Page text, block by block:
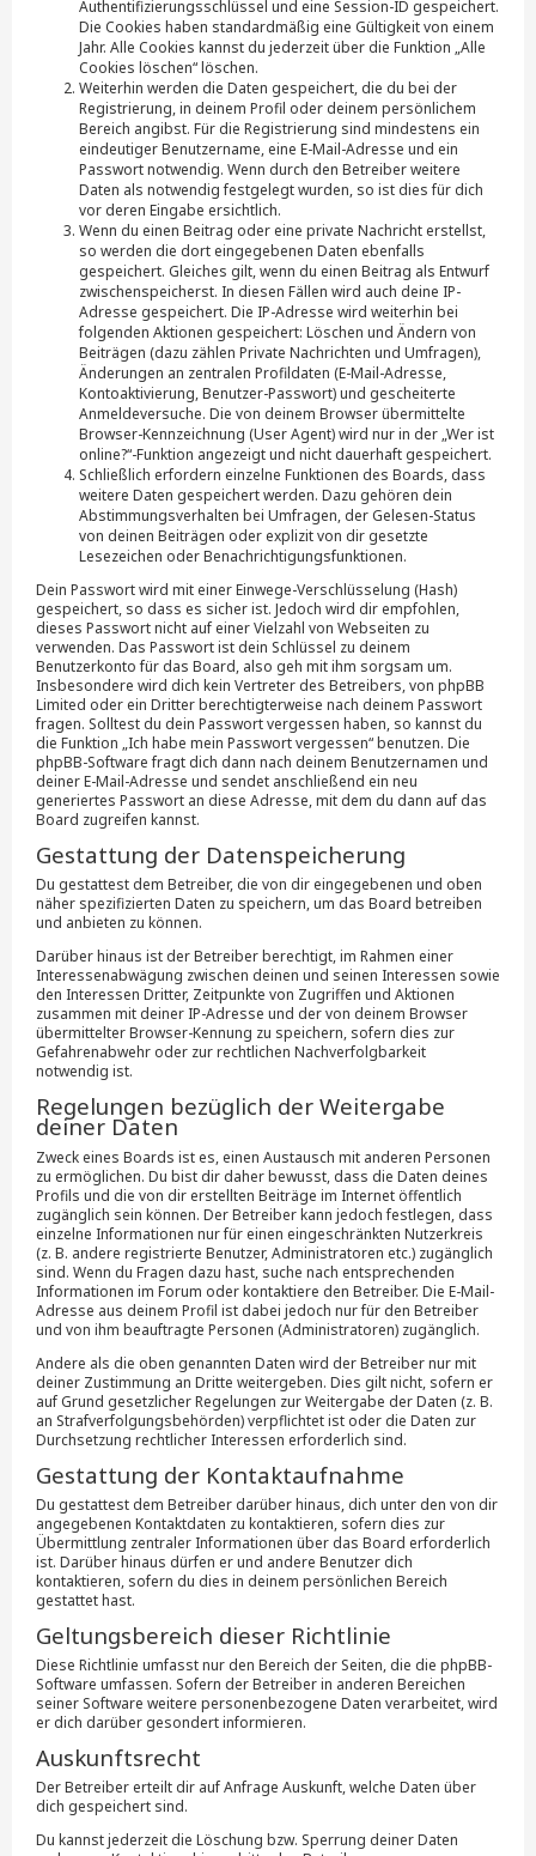
Authentifizierungsschlüssel und eine Session-ID gespeichert.
Die Cookies haben standardmäßig eine Gültigkeit von einem
Jahr. Alle Cookies kannst du jederzeit über die Funktion „Alle
Cookies löschen“ löschen.
Weiterhin werden die Daten gespeichert, die du bei der
Registrierung, in deinem Profil oder deinem persönlichem
Bereich angibst. Für die Registrierung sind mindestens ein
eindeutiger Benutzername, eine E-Mail-Adresse und ein
Passwort notwendig. Wenn durch den Betreiber weitere
Daten als notwendig festgelegt wurden, so ist dies für dich
vor deren Eingabe ersichtlich.
Wenn du einen Beitrag oder eine private Nachricht erstellst,
so werden die dort eingegebenen Daten ebenfalls
gespeichert. Gleiches gilt, wenn du einen Beitrag als Entwurf
zwischenspeicherst. In diesen Fällen wird auch deine IP-
Adresse gespeichert. Die IP-Adresse wird weiterhin bei
folgenden Aktionen gespeichert: Löschen und Ändern von
Beiträgen (dazu zählen Private Nachrichten und Umfragen),
Änderungen an zentralen Profildaten (E-Mail-Adresse,
Kontoaktivierung, Benutzer-Passwort) und gescheiterte
Anmeldeversuche. Die von deinem Browser übermittelte
Browser-Kennzeichnung (User Agent) wird nur in der „Wer ist
online?“-Funktion angezeigt und nicht dauerhaft gespeichert.
Schließlich erfordern einzelne Funktionen des Boards, dass
weitere Daten gespeichert werden. Dazu gehören dein
Abstimmungsverhalten bei Umfragen, der Gelesen-Status
von deinen Beiträgen oder explizit von dir gesetzte
Lesezeichen oder Benachrichtigungsfunktionen.
Dein Passwort wird mit einer Einwege-Verschlüsselung (Hash)
gespeichert, so dass es sicher ist. Jedoch wird dir empfohlen,
dieses Passwort nicht auf einer Vielzahl von Webseiten zu
verwenden. Das Passwort ist dein Schlüssel zu deinem
Benutzerkonto für das Board, also geh mit ihm sorgsam um.
Insbesondere wird dich kein Vertreter des Betreibers, von phpBB
Limited oder ein Dritter berechtigterweise nach deinem Passwort
fragen. Solltest du dein Passwort vergessen haben, so kannst du
die Funktion „Ich habe mein Passwort vergessen“ benutzen. Die
phpBB-Software fragt dich dann nach deinem Benutzernamen und
deiner E-Mail-Adresse und sendet anschließend ein neu
generiertes Passwort an diese Adresse, mit dem du dann auf das
Board zugreifen kannst.
Gestattung der Datenspeicherung
Du gestattest dem Betreiber, die von dir eingegebenen und oben
näher spezifizierten Daten zu speichern, um das Board betreiben
und anbieten zu können.
Darüber hinaus ist der Betreiber berechtigt, im Rahmen einer
Interessenabwägung zwischen deinen und seinen Interessen sowie
den Interessen Dritter, Zeitpunkte von Zugriffen und Aktionen
zusammen mit deiner IP-Adresse und der von deinem Browser
übermittelter Browser-Kennung zu speichern, sofern dies zur
Gefahrenabwehr oder zur rechtlichen Nachverfolgbarkeit
notwendig ist.
Regelungen bezüglich der Weitergabe
deiner Daten
Zweck eines Boards ist es, einen Austausch mit anderen Personen
zu ermöglichen. Du bist dir daher bewusst, dass die Daten deines
Profils und die von dir erstellten Beiträge im Internet öffentlich
zugänglich sein können. Der Betreiber kann jedoch festlegen, dass
einzelne Informationen nur für einen eingeschränkten Nutzerkreis
(z. B. andere registrierte Benutzer, Administratoren etc.) zugänglich
sind. Wenn du Fragen dazu hast, suche nach entsprechenden
Informationen im Forum oder kontaktiere den Betreiber. Die E-Mail-
Adresse aus deinem Profil ist dabei jedoch nur für den Betreiber
und von ihm beauftragte Personen (Administratoren) zugänglich.
Andere als die oben genannten Daten wird der Betreiber nur mit
deiner Zustimmung an Dritte weitergeben. Dies gilt nicht, sofern er
auf Grund gesetzlicher Regelungen zur Weitergabe der Daten (z. B.
an Strafverfolgungsbehörden) verpflichtet ist oder die Daten zur
Durchsetzung rechtlicher Interessen erforderlich sind.
Gestattung der Kontaktaufnahme
Du gestattest dem Betreiber darüber hinaus, dich unter den von dir
angegebenen Kontaktdaten zu kontaktieren, sofern dies zur
Übermittlung zentraler Informationen über das Board erforderlich
ist. Darüber hinaus dürfen er und andere Benutzer dich
kontaktieren, sofern du dies in deinem persönlichen Bereich
gestattet hast.
Geltungsbereich dieser Richtlinie
Diese Richtlinie umfasst nur den Bereich der Seiten, die die phpBB-
Software umfassen. Sofern der Betreiber in anderen Bereichen
seiner Software weitere personenbezogene Daten verarbeitet, wird
er dich darüber gesondert informieren.
Auskunftsrecht
Der Betreiber erteilt dir auf Anfrage Auskunft, welche Daten über
dich gespeichert sind.
Du kannst jederzeit die Löschung bzw. Sperrung deiner Daten